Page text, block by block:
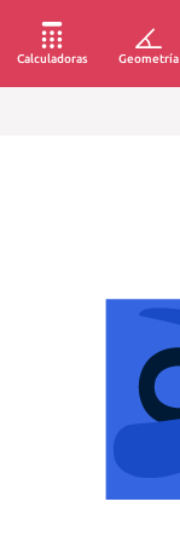
Calculadoras Geometría